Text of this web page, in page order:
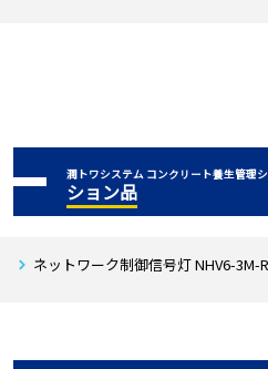
潤トワシステム コンクリート養生管理
ション品
ネットワーク制御信号灯 NHV6-3M-